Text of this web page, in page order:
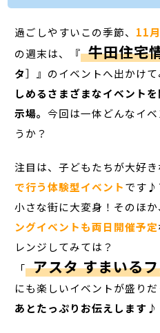
過ごしやすいこの季節、 11
の週末は、『 牛田住宅
タ］』のイベントへ出かけ
しめるさまざまなイベント
示場。今回は一体どんなイ
うか？
注目は、子どもたちが大好
で行う体験型イベントです♪
小さな街に大変身！そのほ
ングイベントも両日開催予定
レンジしてみては？
「 アスタ すまいる
にも楽しいイベントが盛り
あとたっぷりお伝えします♪